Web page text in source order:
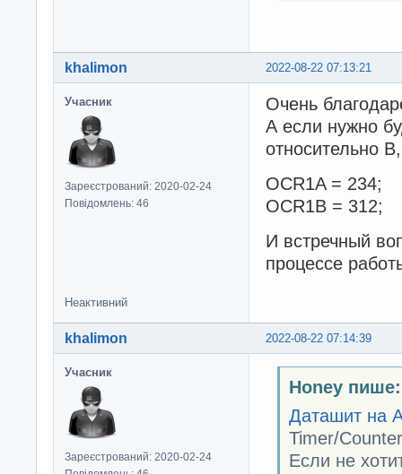
2022-08-22 07:13:21
khalimon
Учасник
Зареєстрований: 2020-02-24
Повідомлень: 46
Очень
А если нужно
относительно
OCR1A = 234;
OCR1B = 312;
И встречный
процессе
Неактивний
2022-08-22 07:14:39
khalimon
Учасник
Зареєстрований: 2020-02-24
Honey пише:
Даташит на
Timer/
Если не